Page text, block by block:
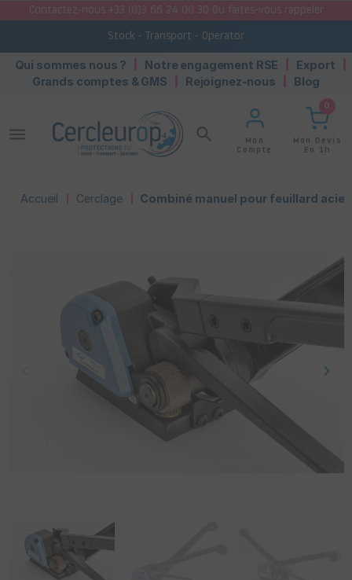
Contactez-nous +33 (0)3 66 24 00 30 Ou faites-vous rappeler
Stock - Transport - Operator
Qui sommes nous ? Notre engagement RSE
Export
Grands comptes & GMS
Rejoignez-nous Blog
search
Mon
Compte
0
Mon Devis
En 1h
menu
Accueil Cerclage Combiné manuel pour feuillard acier
keyboard_arrow_right